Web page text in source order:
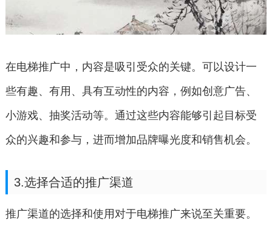
在电梯推广中，内容是吸引受众的关键。可以设计一
些有趣、有用、具有互动性的内容，例如创意广告、
小游戏、抽奖活动等。通过这些内容能够引起目标受
众的兴趣和参与，进而增加品牌曝光度和销售机会。
3.选择合适的推广渠道
推广渠道的选择和使用对于电梯推广来说至关重要。